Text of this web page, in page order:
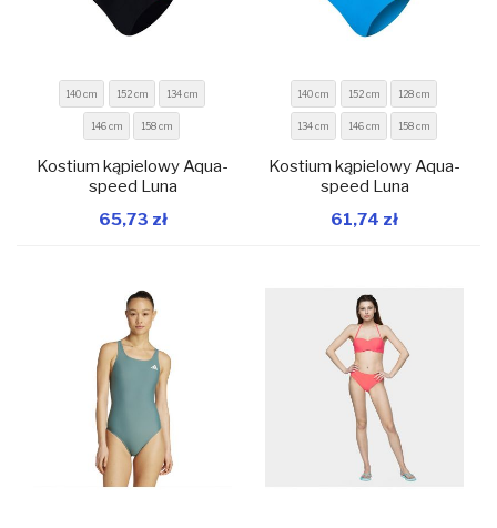
W magazynie
140 cm 152 cm 134 cm
146 cm 158 cm
Kostium kąpielowy Aqua-
speed Luna
65,73 zł
W magazynie
140 cm 152 cm 128 cm
134 cm 146 cm 158 cm
Kostium kąpielowy Aqua-
speed Luna
61,74 zł